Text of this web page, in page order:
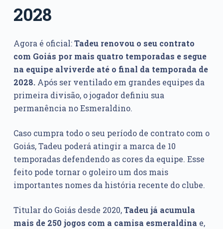
2028
Agora é oficial:Tadeu renovou o seu contrato
com Goiás por mais quatro temporadas e segue
na equipe alviverde até o final da temporada de
2028.Após ser ventilado em grandes equipes da
primeira divisão, o jogador definiu sua
permanência no Esmeraldino.
Caso cumpra todo o seu período de contrato com o
Goiás, Tadeu poderá atingir a marca de 10
temporadas defendendo as cores da equipe. Esse
feito pode tornar o goleiro um dos mais
importantes nomes da história recente do clube.
Titular do Goiás desde 2020,Tadeu já acumula
mais de 250 jogos com a camisa esmeraldina e,